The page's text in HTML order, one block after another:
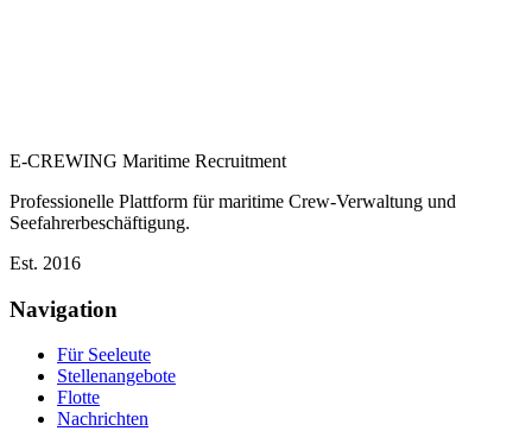
E-CREWING Maritime Recruitment
Professionelle Plattform für maritime Crew-Verwaltung und
Seefahrerbeschäftigung.
Est. 2016
Navigation
Für Seeleute
Stellenangebote
Flotte
Nachrichten